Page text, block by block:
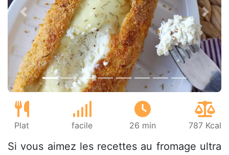
Précédent
Plat facile 26 min 787 Kcal
Si vous aimez les recettes au fromage ultra